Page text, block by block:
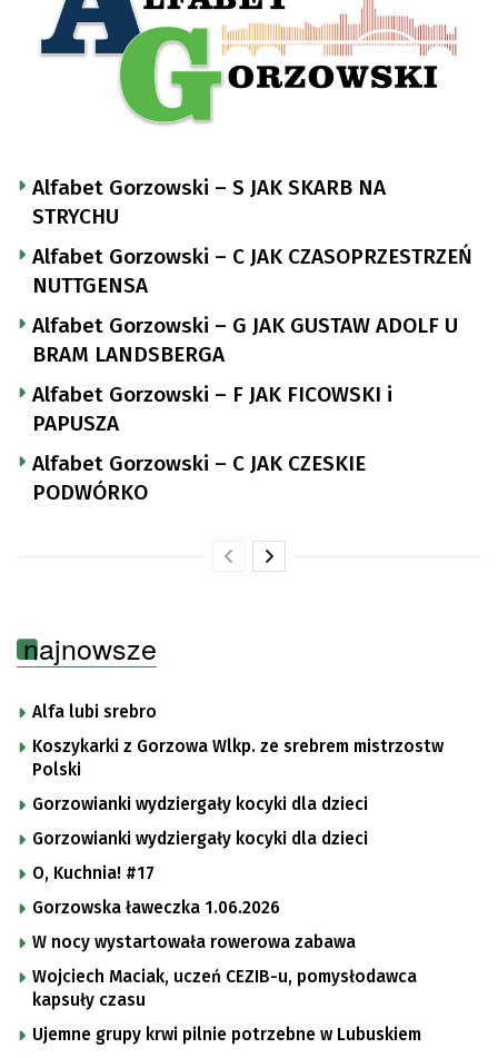
Alfabet Gorzowski – S JAK SKARB NA
STRYCHU
Alfabet Gorzowski – C JAK CZASOPRZESTRZEŃ
NUTTGENSA
Alfabet Gorzowski – G JAK GUSTAW ADOLF U
BRAM LANDSBERGA
Alfabet Gorzowski – F JAK FICOWSKI i
PAPUSZA
Alfabet Gorzowski – C JAK CZESKIE
PODWÓRKO
najnowsze
Alfa lubi srebro
Koszykarki z Gorzowa Wlkp. ze srebrem mistrzostw
Polski
Gorzowianki wydziergały kocyki dla dzieci
Gorzowianki wydziergały kocyki dla dzieci
O, Kuchnia! #17
Gorzowska ławeczka 1.06.2026
W nocy wystartowała rowerowa zabawa
Wojciech Maciak, uczeń CEZIB-u, pomysłodawca
kapsuły czasu
Ujemne grupy krwi pilnie potrzebne w Lubuskiem